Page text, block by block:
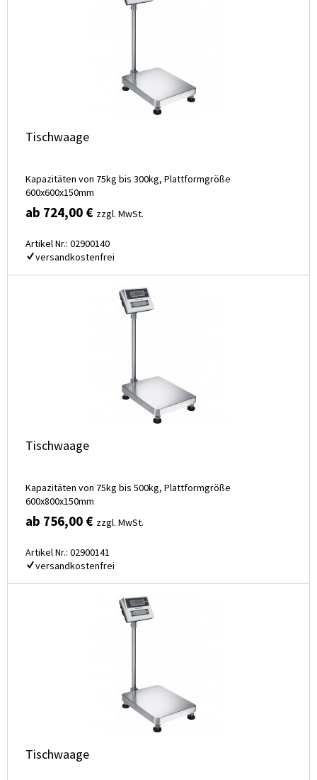
Tischwaage
Kapazitäten von 75kg bis 300kg, Plattformgröße
600x600x150mm
ab 724,00 € zzgl. MwSt.
Artikel Nr.: 02900140
versandkostenfrei
Tischwaage
Kapazitäten von 75kg bis 500kg, Plattformgröße
600x800x150mm
ab 756,00 € zzgl. MwSt.
Artikel Nr.: 02900141
versandkostenfrei
Tischwaage